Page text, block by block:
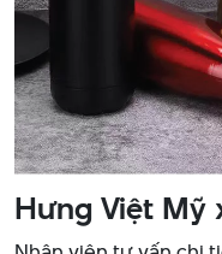
Hưng Việt Mỹ